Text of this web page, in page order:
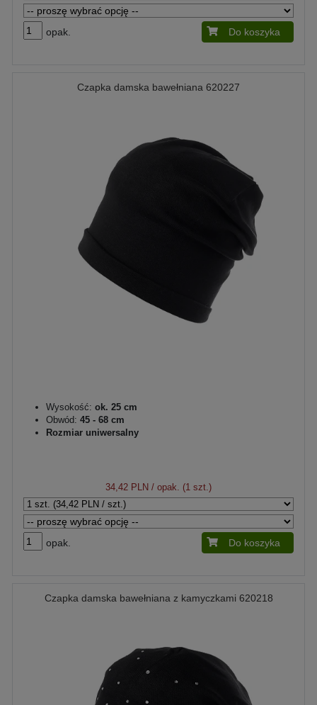
opak. Do koszyka
Czapka damska bawełniana 620227
Wysokość: ok. 25 cm
Obwód: 45 - 68 cm
Rozmiar uniwersalny
34,42 PLN / opak. (1 szt.)
opak. Do koszyka
Czapka damska bawełniana z kamyczkami 620218